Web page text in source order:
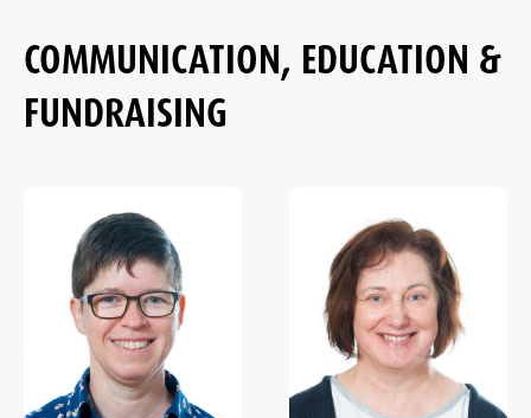
COMMUNICATION, EDUCATION &
FUNDRAISING